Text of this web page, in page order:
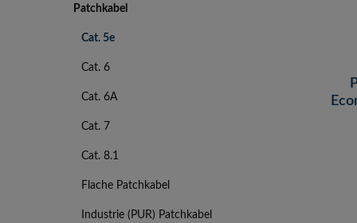
Patchkabel
Cat. 5e
Cat. 6
Cat. 6A
Cat. 7
Cat. 8.1
Flache Patchkabel
Industrie (PUR) Patchkabel